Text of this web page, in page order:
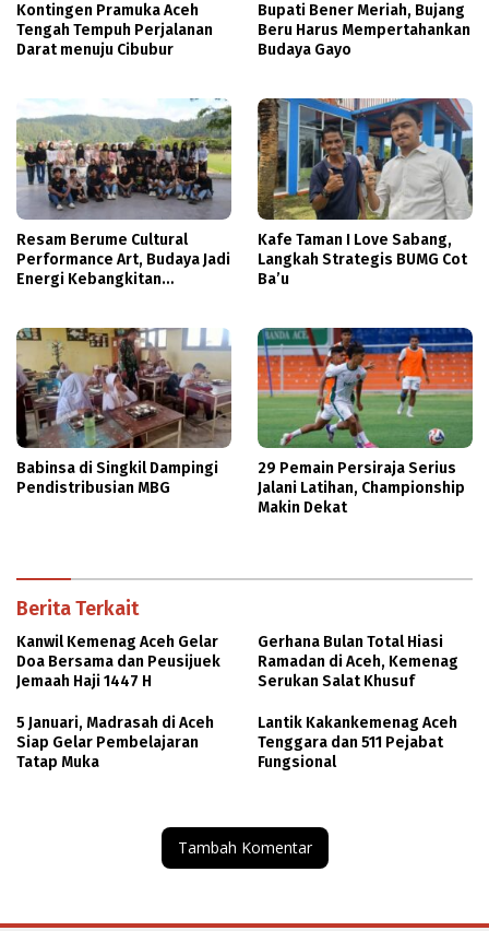
Kontingen Pramuka Aceh
Tengah Tempuh Perjalanan
Darat menuju Cibubur
Bupati Bener Meriah, Bujang
Beru Harus Mempertahankan
Budaya Gayo
Resam Berume Cultural
Performance Art, Budaya Jadi
Energi Kebangkitan
Kafe Taman I Love Sabang,
Langkah Strategis BUMG Cot
Ba’u
Babinsa di Singkil Dampingi
Pendistribusian MBG
29 Pemain Persiraja Serius
Jalani Latihan, Championship
Makin Dekat
Berita Terkait
Kanwil Kemenag Aceh Gelar
Doa Bersama dan Peusijuek
Jemaah Haji 1447 H
Gerhana Bulan Total Hiasi
Ramadan di Aceh, Kemenag
Serukan Salat Khusuf
5 Januari, Madrasah di Aceh
Siap Gelar Pembelajaran
Tatap Muka
Lantik Kakankemenag Aceh
Tenggara dan 511 Pejabat
Fungsional
Tambah Komentar